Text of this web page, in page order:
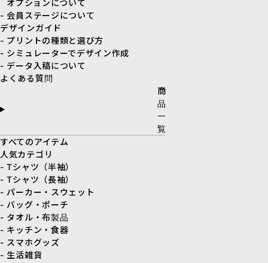
オプションについて
- 会員ステージについて
デザインガイド
- プリントの種類と選び方
- シミュレーターでデザイン作成
- データ入稿について
よくある質問
商
品
一
覧
すべてのアイテム
人気カテゴリ
- Tシャツ（半袖）
- Tシャツ（長袖）
- パーカー・スウェット
- バッグ・ポーチ
- タオル・布製品
- キッチン・食器
- スマホグッズ
- 生活雑貨